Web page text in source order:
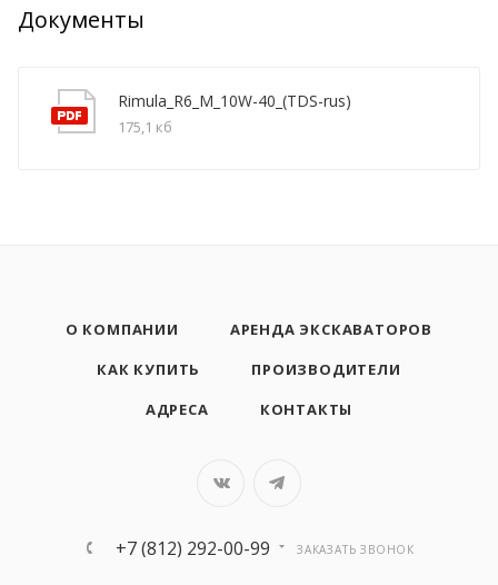
Документы
Rimula_R6_M_10W-40_(TDS-rus)
175,1 кб
О КОМПАНИИ
АРЕНДА ЭКСКАВАТОРОВ
КАК КУПИТЬ
ПРОИЗВОДИТЕЛИ
АДРЕСА
КОНТАКТЫ
+7 (812) 292-00-99 ЗАКАЗАТЬ ЗВОНОК